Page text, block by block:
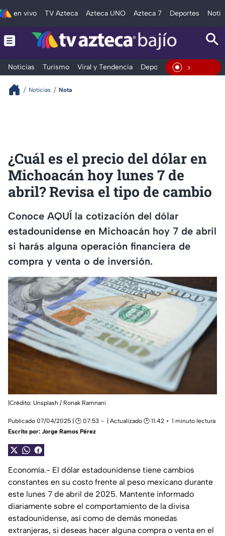
en vivo TV Azteca Azteca UNO Azteca 7 Deportes
Noticias Turismo Viral y Tendencia Deportes Espectáculos
En Vivo
Noticias Nota
¿Cuál es el precio del dólar en
Michoacán hoy lunes 7 de
abril? Revisa el tipo de cambio
Conoce AQUÍ la cotización del dólar
estadounidense en Michoacán hoy 7 de abril
si harás alguna operación financiera de
compra y venta o de inversión.
|Crédito: Unsplash / Ronak Ramnani
Publicado 07/04/2025 | 🕑 07:53 | Actualizado 🕑 11:42
1 minuto lectura
Escrito por: Jorge Ramos Pérez
Economía.- El dólar estadounidense tiene cambios
constantes en su costo frente al peso mexicano durante
este lunes 7 de abril de 2025. Mantente informado
diariamente sobre el comportamiento de la divisa
estadounidense, así como de demás monedas
extranjeras, si deseas hacer alguna compra o venta en el